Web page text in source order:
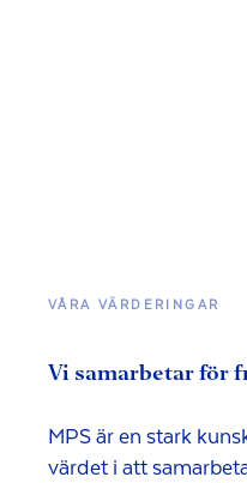
VÅRA VÄRDERINGAR
Vi samarbetar för
MPS är en stark
värdet i att